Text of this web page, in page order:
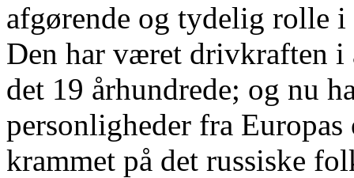
afgørende og tydelig rolle
Den har været drivkraften i
det 19 århundrede; og nu
personligheder fra
krammet på det russiske